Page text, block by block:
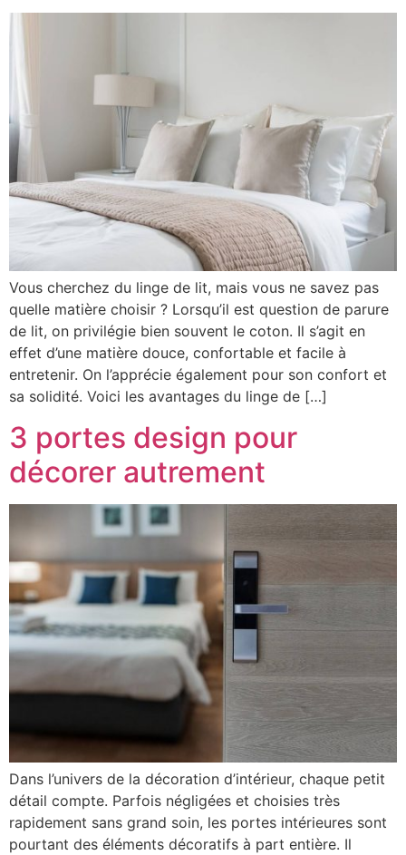
Vous cherchez du linge de lit, mais vous ne savez pas
quelle matière choisir ? Lorsqu’il est question de parure
de lit, on privilégie bien souvent le coton. Il s’agit en
effet d’une matière douce, confortable et facile à
entretenir. On l’apprécie également pour son confort et
sa solidité. Voici les avantages du linge de […]
3 portes design pour
décorer autrement
Dans l’univers de la décoration d’intérieur, chaque petit
détail compte. Parfois négligées et choisies très
rapidement sans grand soin, les portes intérieures sont
pourtant des éléments décoratifs à part entière. Il